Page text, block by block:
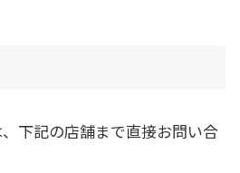
下記の店舗まで直接お問い合